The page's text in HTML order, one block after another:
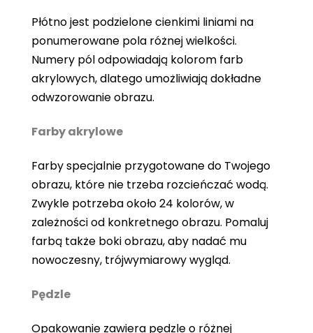
Płótno jest podzielone cienkimi liniami na
ponumerowane pola różnej wielkości.
Numery pól odpowiadają kolorom farb
akrylowych, dlatego umożliwiają dokładne
odwzorowanie obrazu.
Farby akrylowe
Farby specjalnie przygotowane do Twojego
obrazu, które nie trzeba rozcieńczać wodą.
Zwykle potrzeba około 24 kolorów, w
zależności od konkretnego obrazu. Pomaluj
farbą także boki obrazu, aby nadać mu
nowoczesny, trójwymiarowy wygląd.
Pędzle
Opakowanie zawiera pędzle o różnej